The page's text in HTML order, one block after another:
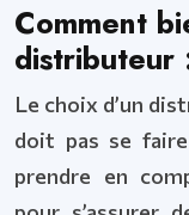
Comment
distributeur
Le choix d’un
doit pas se
prendre en